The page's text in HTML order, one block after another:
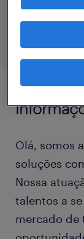
Olá, somos
soluções
Nossa
talentos a
mercado de